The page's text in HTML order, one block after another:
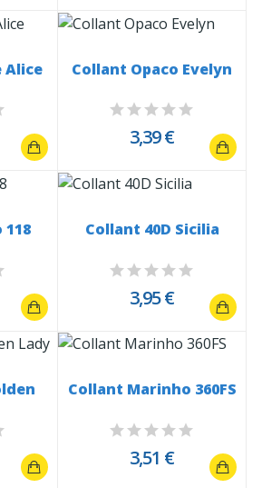
Alice Collant Opaco Evelyn
3,39 €
118 Collant 40D Sicilia
3,95 €
Collant Marinho 360FS
3,51 €